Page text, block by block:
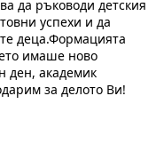
да ръководи детския
успехи и да
деца.Формацията
имаше ново
ден, академик
за делото Ви!